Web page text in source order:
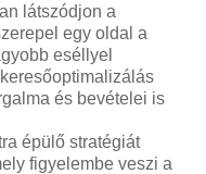
látszódjon a
egy oldal a
eséllyel
és bevételei is
épülő stratégiát
figyelembe veszi a